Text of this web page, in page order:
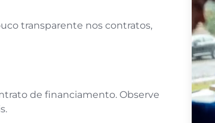
transparente nos contratos,
de financiamento. Observe